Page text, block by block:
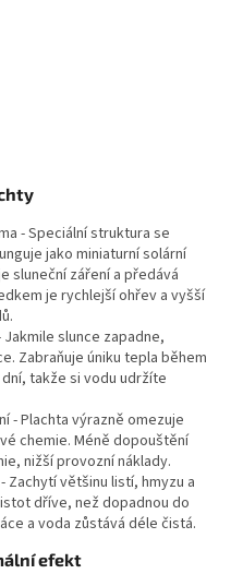
- Speciální struktura se
jako miniaturní solární
sluneční záření a předává
je rychlejší ohřev a vyšší
slunce zapadne,
Zabraňuje úniku tepla během
takže si vodu udržíte
- Plachta výrazně omezuje
chemie. Méně dopouštění
nižší provozní náklady.
většinu listí, hmyzu a
dříve, než dopadnou do
a voda zůstává déle čistá.
efekt